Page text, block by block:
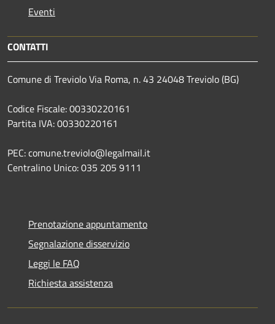
Eventi
CONTATTI
Comune di Treviolo Via Roma, n. 43 24048 Treviolo (BG)
Codice Fiscale: 00330220161
Partita IVA: 00330220161
PEC: comune.treviolo@legalmail.it
Centralino Unico:035 205 9111
Prenotazione appuntamento
Segnalazione disservizio
Leggi le FAQ
Richiesta assistenza